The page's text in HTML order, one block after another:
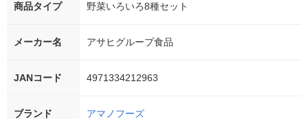
商品タイプ 野菜いろいろ8種セット
メーカー名 アサヒグループ食品
JANコード 4971334212963
ブランド アマノフーズ